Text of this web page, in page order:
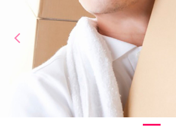
arrow_back_iosPrevious